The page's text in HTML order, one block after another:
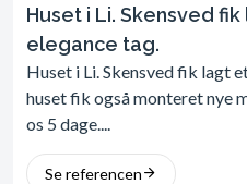
Huset i Li. Skensved
elegance tag.
Huset i Li. Skensved fik lagt
huset fik også monteret nye
os 5 dage....
Se referencen